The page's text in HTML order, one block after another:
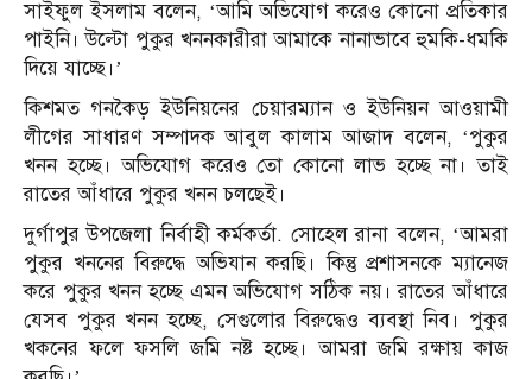
সাইফুল ইসলাম বলেন, ‘আমি অভিযোগ করেও কোনো প্রতিকার
পাইনি। উল্টো পুকুর খননকারীরা আমাকে নানাভাবে হুমকি-ধমকি
দিয়ে যাচ্ছে।’
কিশমত গনকৈড় ইউনিয়নের চেয়ারম্যান ও ইউনিয়ন আওয়ামী
লীগের সাধারণ সম্পাদক আবুল কালাম আজাদ বলেন, ‘পুকুর
খনন হচ্ছে। অভিযোগ করেও তো কোনো লাভ হচ্ছে না। তাই
রাতের আঁধারে পুকুর খনন চলছেই।
দুর্গাপুর উপজেলা নির্বাহী কর্মকর্তা. সোহেল রানা বলেন, ‘আমরা
পুকুর খননের বিরুদ্ধে অভিযান করছি। কিন্তু প্রশাসনকে ম্যানেজ
করে পুকুর খনন হচ্ছে এমন অভিযোগ সঠিক নয়। রাতের আঁধারে
যেসব পুকুর খনন হচ্ছে, সেগুলোর বিরুদ্ধেও ব্যবস্থা নিব। পুকুর
খকনের ফলে ফসলি জমি নষ্ট হচ্ছে। আমরা জমি রক্ষায় কাজ